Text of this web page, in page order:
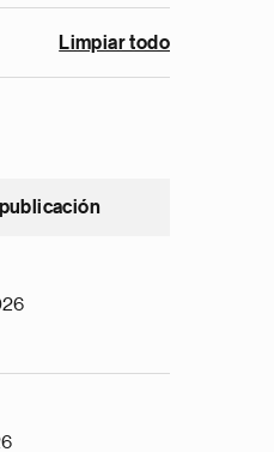
Limpiar todo